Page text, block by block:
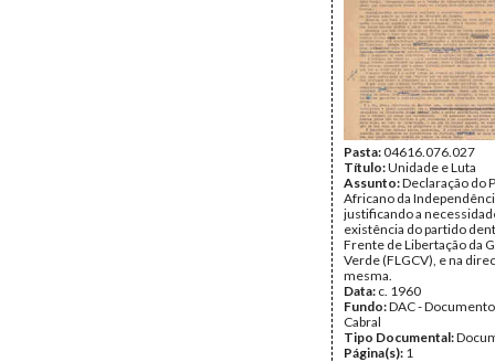
Pasta:04616.076.027
Título:Unidade e Luta
Assunto:Declaração do
Africano da
justificando a
existência do partido
Frente de Libertação da
Verde (FLGCV), e na
mesma.
Data: c. 1960
Fundo:DAC -
Cabral
Tipo Documental:
Página(s): 1